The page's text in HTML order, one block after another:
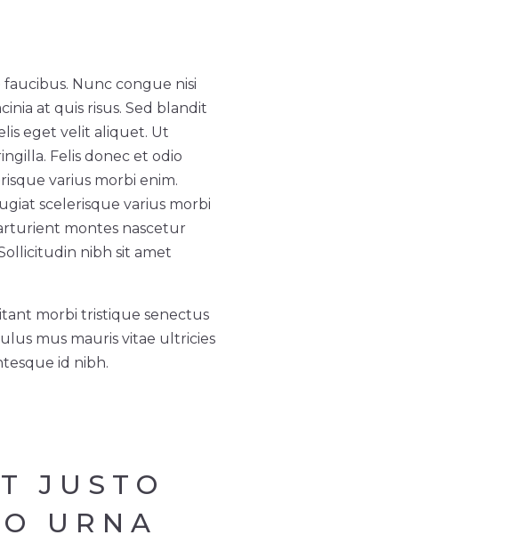
Nunc congue nisi
at quis risus. Sed blandit
eget velit aliquet. Ut
Felis donec et odio
varius morbi enim.
scelerisque varius morbi
montes nascetur
nibh sit amet
morbi tristique senectus
mus mauris vitae ultricies
id nibh.
JUSTO
URNA